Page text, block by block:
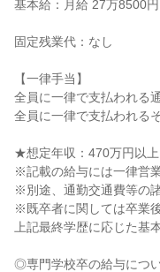
基本給：月給 27万8500
固定残業代：なし
【一律手当】
全員に一律で支払われる
全員に一律で支払われる
★想定年収：470万円以
※記載の給与には一律営
※別途、通勤交通費等の
※既卒者に関しては卒業
上記最終学歴に応じた基
◎専門学校卒の給与につ